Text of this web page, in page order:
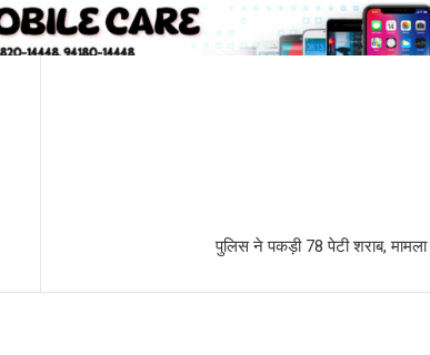
पुलिस ने पकड़ी 78 पेटी शराब, मामला